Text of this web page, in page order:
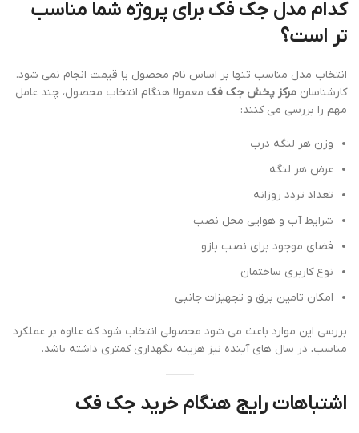
کدام مدل جک فک برای پروژه شما مناسب
تر است؟
انتخاب مدل مناسب تنها بر اساس نام محصول یا قیمت انجام نمی شود.
کارشناسان مرکز پخش جک فک معمولا هنگام انتخاب محصول، چند عامل
مهم را بررسی می کنند:
وزن هر لنگه درب
عرض هر لنگه
تعداد تردد روزانه
شرایط آب و هوایی محل نصب
فضای موجود برای نصب بازو
نوع کاربری ساختمان
امکان تامین برق و تجهیزات جانبی
بررسی این موارد باعث می شود محصولی انتخاب شود که علاوه بر عملکرد
مناسب، در سال های آینده نیز هزینه نگهداری کمتری داشته باشد.
اشتباهات رایج هنگام خرید جک فک